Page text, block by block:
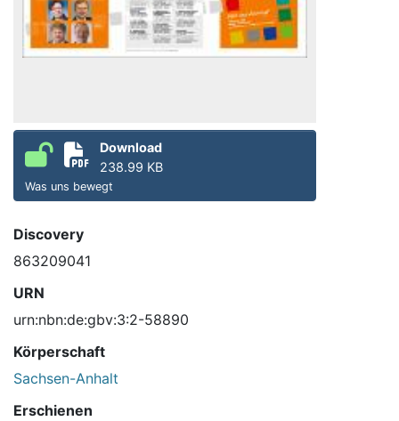
Download
238.99 KB
Was uns bewegt
Discovery
863209041
URN
urn:nbn:de:gbv:3:2-58890
Körperschaft
Sachsen-Anhalt
Erschienen